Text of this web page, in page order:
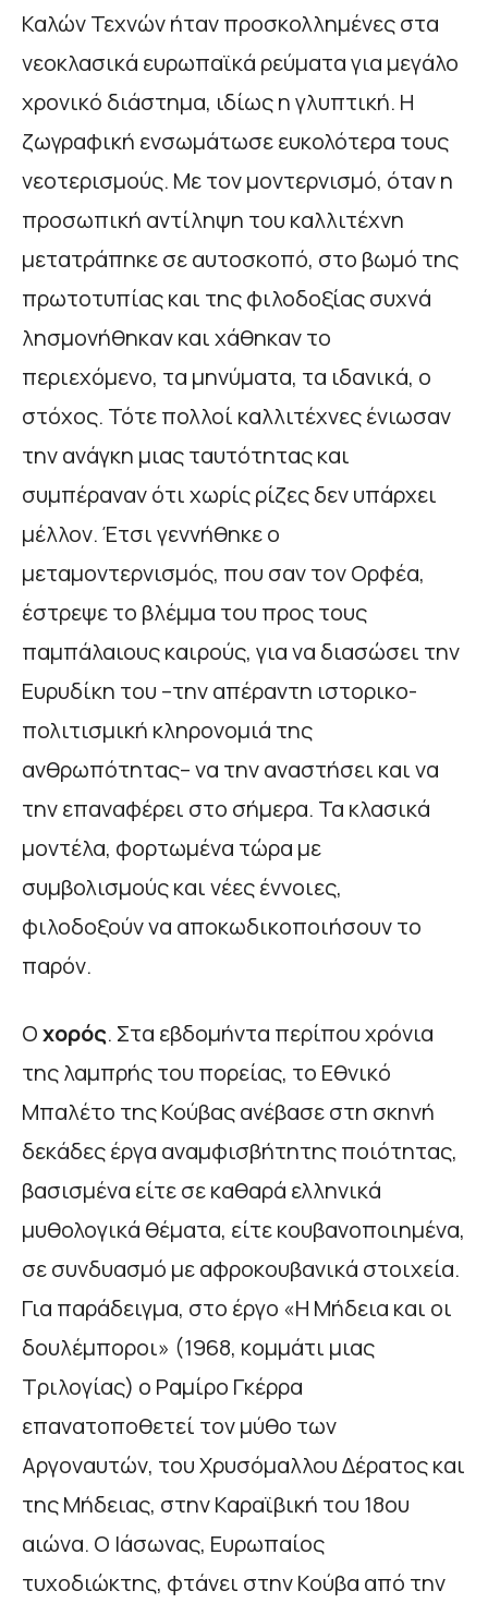
Καλών Τεχνών ήταν προσκολλημένες στα
νεοκλασικά ευρωπαϊκά ρεύματα για μεγάλο
χρονικό διάστημα, ιδίως η γλυπτική. Η
ζωγραφική ενσωμάτωσε ευκολότερα τους
νεοτερισμούς. Με τον μοντερνισμό, όταν η
προσωπική αντίληψη του καλλιτέχνη
μετατράπηκε σε αυτοσκοπό, στο βωμό της
πρωτοτυπίας και της φιλοδοξίας συχνά
λησμονήθηκαν και χάθηκαν το
περιεχόμενο, τα μηνύματα, τα ιδανικά, ο
στόχος. Τότε πολλοί καλλιτέχνες ένιωσαν
την ανάγκη μιας ταυτότητας και
συμπέραναν ότι χωρίς ρίζες δεν υπάρχει
μέλλον. Έτσι γεννήθηκε ο
μεταμοντερνισμός, που σαν τον Ορφέα,
έστρεψε το βλέμμα του προς τους
παμπάλαιους καιρούς, για να διασώσει την
Ευρυδίκη του –την απέραντη ιστορικο-
πολιτισμική κληρονομιά της
ανθρωπότητας– να την αναστήσει και να
την επαναφέρει στο σήμερα. Τα κλασικά
μοντέλα, φορτωμένα τώρα με
συμβολισμούς και νέες έννοιες,
φιλοδοξούν να αποκωδικοποιήσουν το
παρόν.
Οχορός. Στα εβδομήντα περίπου χρόνια
της λαμπρής του πορείας, το Εθνικό
Μπαλέτο της Κούβας ανέβασε στη σκηνή
δεκάδες έργα αναμφισβήτητης ποιότητας,
βασισμένα είτε σε καθαρά ελληνικά
μυθολογικά θέματα, είτε κουβανοποιημένα,
σε συνδυασμό με αφροκουβανικά στοιχεία.
Για παράδειγμα, στο έργο «Η Μήδεια και οι
δουλέμποροι» (1968, κομμάτι μιας
Τριλογίας) ο Ραμίρο Γκέρρα
επανατοποθετεί τον μύθο των
Αργοναυτών, του Χρυσόμαλλου Δέρατος και
της Μήδειας, στην Καραϊβική του 18ου
αιώνα. Ο Ιάσωνας, Ευρωπαίος
τυχοδιώκτης, φτάνει στην Κούβα από την